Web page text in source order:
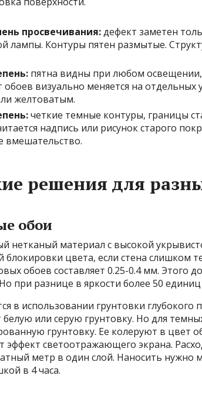
просвечивания:дефект заметен
лампы. Контуры пятен размытые.
пятна видны при любом
обоев визуально меняется на отдельных
желтоватым.
четкие темные контуры, границы
надпись или рисунок старого
вмешательство.
решения для
обои
нетканый материал с высокой
блокировки цвета, если стена слишком
обоев составляет 0.25-0.4 мм. Этого
при разнице в яркости более 50
в использовании грунтовки глубокого
или серую грунтовку. Но для
грунтовку. Ее колеруют в цвет
эффект светоотражающего экрана.
метр в один слой. Наносить нужно
в 4 часа.